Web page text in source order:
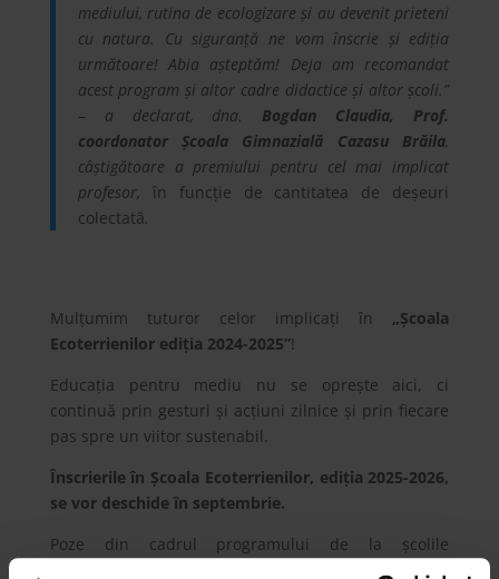
mediului, rutina de ecologizare și au devenit prieteni
cu natura. Cu siguranță ne vom înscrie și ediția
următoare! Abia așteptăm! Deja am recomandat
acest program și altor cadre didactice și altor școli.”
– a declarat, dna. Bogdan Claudia, Prof.
coordonator Școala Gimnazială Cazasu Brăila,
câștigătoare a premiului pentru cel mai implicat
profesor, în funcție de cantitatea de deșeuri
colectată.
Mulțumim tuturor celor implicați în
„Școala
Ecoterrienilor ediția 2024-2025”!
Educația pentru mediu nu se oprește aici, ci
continuă prin gesturi și acțiuni zilnice și prin fiecare
pas spre un viitor sustenabil.
Înscrierile în Școala Ecoterrienilor, ediția 2025-2026,
se vor deschide în septembrie.
Poze din cadrul programului de la școlile